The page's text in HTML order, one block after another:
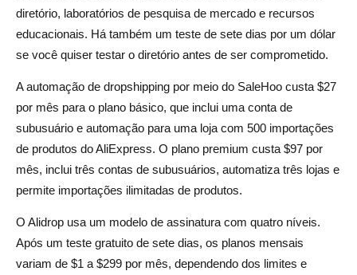
diretório, laboratórios de pesquisa de mercado e recursos
educacionais. Há também um teste de sete dias por um dólar
se você quiser testar o diretório antes de ser comprometido.
A automação de dropshipping por meio do SaleHoo custa $27
por mês para o plano básico, que inclui uma conta de
subusuário e automação para uma loja com 500 importações
de produtos do AliExpress. O plano premium custa $97 por
mês, inclui três contas de subusuários, automatiza três lojas e
permite importações ilimitadas de produtos.
O Alidrop usa um modelo de assinatura com quatro níveis.
Após um teste gratuito de sete dias, os planos mensais
variam de $1 a $299 por mês, dependendo dos limites e